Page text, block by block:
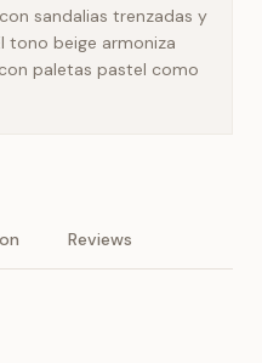
sandalias trenzadas y
tono beige armoniza
paletas pastel como
Reviews